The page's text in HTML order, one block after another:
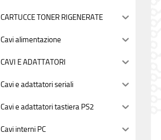
CARTUCCE TONER RIGENERATE
Cavi alimentazione
CAVI E ADATTATORI
Cavi e adattatori seriali
Cavi e adattatori tastiera PS2
Cavi interni PC